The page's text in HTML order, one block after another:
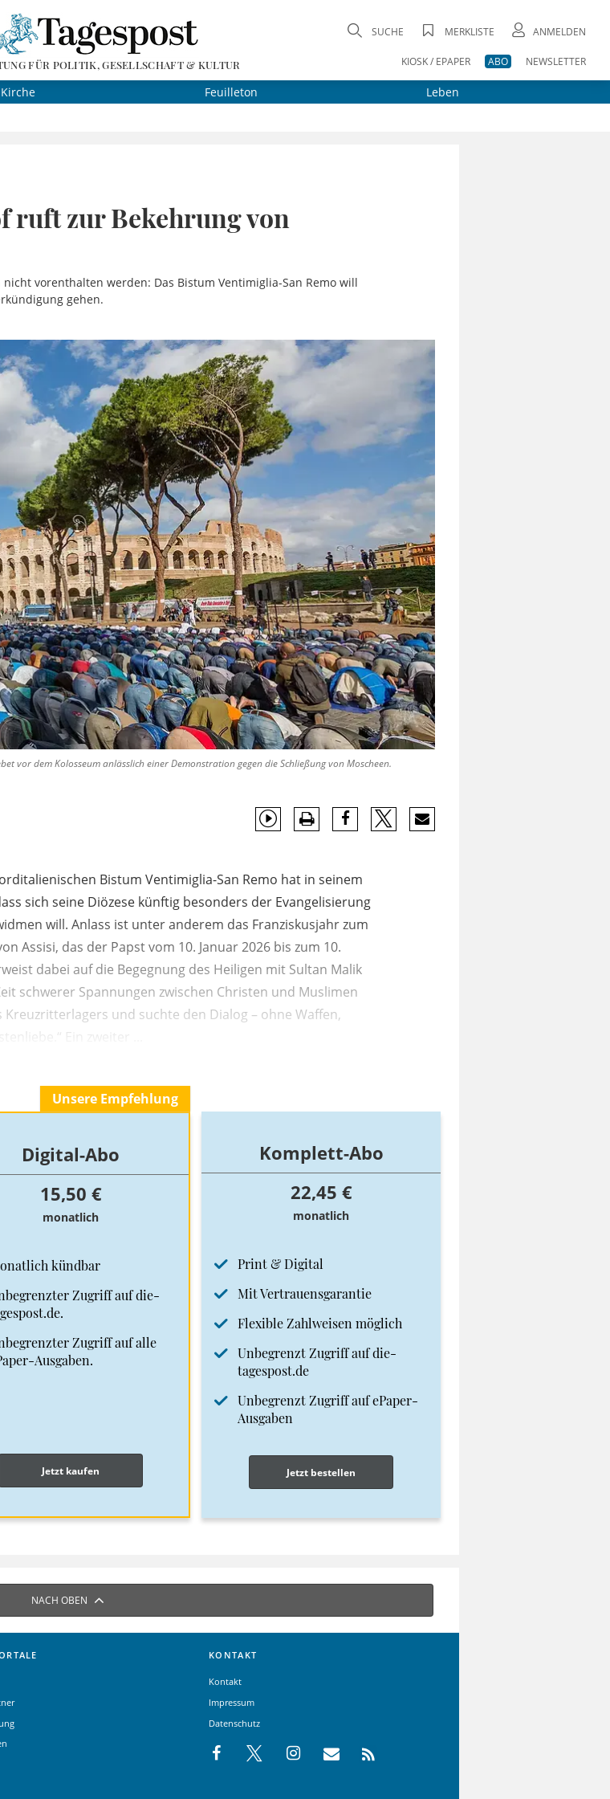
FÜR POLITIK, GESELLSCHAFT & KULTUR
SUCHE MERKLISTE ANMELDEN
KIOSK / EPAPER ABO NEWSLETTER
Kirche Feuilleton Leben
ruft zur Bekehrung von
vorenthalten werden: Das Bistum Ventimiglia-San Remo will
gehen.
vor dem Kolosseum anlässlich einer Demonstration gegen die Schließung von Moscheen.
Bistum Ventimiglia-San Remo hat in seinem
sich seine Diözese künftig besonders der Evangelisierung
will. Anlass ist unter anderem das Franziskusjahr zum
Assisi, das der Papst vom 10. Januar 2026 bis zum 10.
dabei auf die Begegnung des Heiligen mit Sultan Malik
schwerer Spannungen zwischen Christen und Muslimen
und suchte den Dialog – ohne Waffen,
Ein zweiter ...
Unsere Empfehlung
Digital-Abo
15,50 €
monatlich
kündbar
Zugriff auf die-
Zugriff auf alle
Ausgaben.
Jetzt kaufen
Komplett-Abo
22,45 €
monatlich
Print & Digital
Mit Vertrauensgarantie
Flexible Zahlweisen möglich
Unbegrenzt Zugriff auf die-
tagespost.de
Unbegrenzt Zugriff auf ePaper-
Ausgaben
Jetzt bestellen
NACH OBEN
KONTAKT
Kontakt
Impressum
Datenschutz